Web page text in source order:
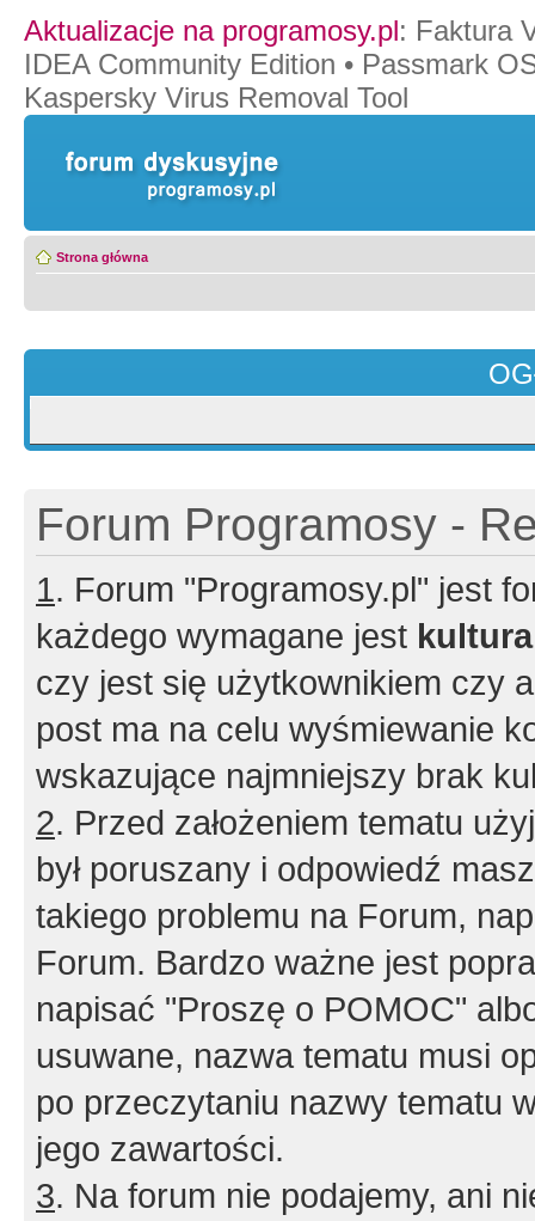
Aktualizacje na programosy.pl: Faktura
IDEA Community Edition • Passmark
Kaspersky Virus Removal Tool
Strona główna
Forum Programosy -
1. Forum "Programosy.pl" jest
każdego wymagane jest
czy jest się użytkownikiem czy
post ma na celu wyśmiewanie
wskazujące najmniejszy brak
2. Przed założeniem tematu
był poruszany i odpowiedź
takiego problemu na Forum,
Forum. Bardzo ważne jest
napisać "Proszę o POMOC"
usuwane, nazwa tematu musi
po przeczytaniu nazwy tematu
jego zawartości.
3. Na forum nie podajemy, ani